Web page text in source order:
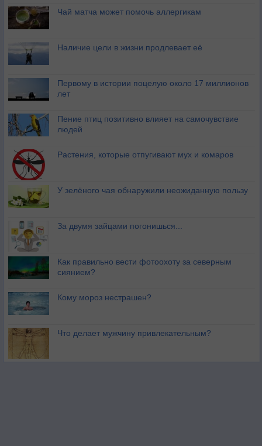
Чай матча может помочь аллергикам
Наличие цели в жизни продлевает её
Первому в истории поцелую около 17 миллионов
лет
Пение птиц позитивно влияет на самочувствие
людей
Растения, которые отпугивают мух и комаров
У зелёного чая обнаружили неожиданную пользу
За двумя зайцами погонишься...
Как правильно вести фотоохоту за северным
сиянием?
Кому мороз нестрашен?
Что делает мужчину привлекательным?